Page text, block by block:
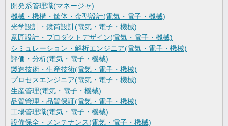
開発系管理職(マネージャ)
機械・機構・筐体・金型設計(電気・電子・機械)
光学設計・鏡筒設計(電気・電子・機械)
意匠設計・プロダクトデザイン(電気・電子・機械)
シミュレーション・解析エンジニア(電気・電子・機械)
評価・分析(電気・電子・機械)
製造技術・生産技術(電気・電子・機械)
プロセスエンジニア(電気・電子・機械)
生産管理(電気・電子・機械)
品質管理・品質保証(電気・電子・機械)
工場管理職(電気・電子・機械)
設備保全・メンテナンス(電気・電子・機械)